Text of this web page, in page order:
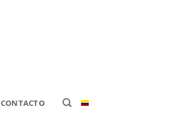
CONTACTO